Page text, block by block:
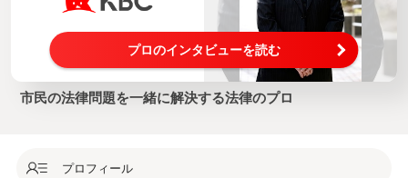
プロのインタビューを読む
市民の法律問題を一緒に解決する法律のプロ
プロフィール